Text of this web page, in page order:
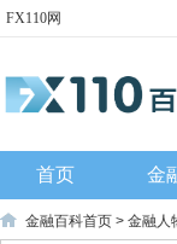
FX110网
首页 金
金融百科首页 > 金融人